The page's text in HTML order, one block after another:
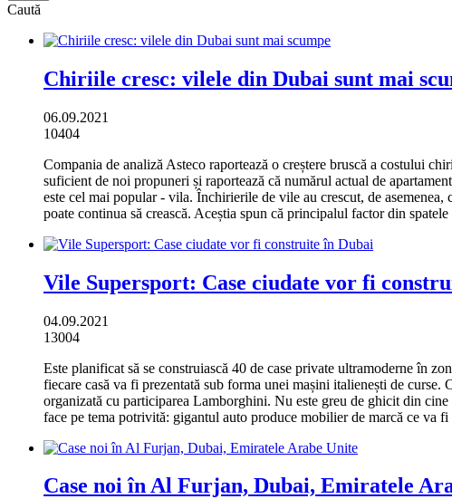
Caută
Chiriile cresc: vilele din Dubai sunt mai
06.09.2021
10404
Compania de analiză Asteco raportează o creștere bruscă a costului
suficient de noi propuneri și raportează că numărul actual de
este cel mai popular - vila. Închirierile de vile au crescut, de asemenea,
poate continua să crească. Aceștia spun că principalul factor din
Vile Supersport: Case ciudate vor fi
04.09.2021
13004
Este planificat să se construiască 40 de case private ultramoderne în
fiecare casă va fi prezentată sub forma unei mașini italienești de curse.
organizată cu participarea Lamborghini. Nu este greu de ghicit din
face pe tema potrivită: gigantul auto produce mobilier de marcă ce va
Case noi în Al Furjan, Dubai, Emiratele